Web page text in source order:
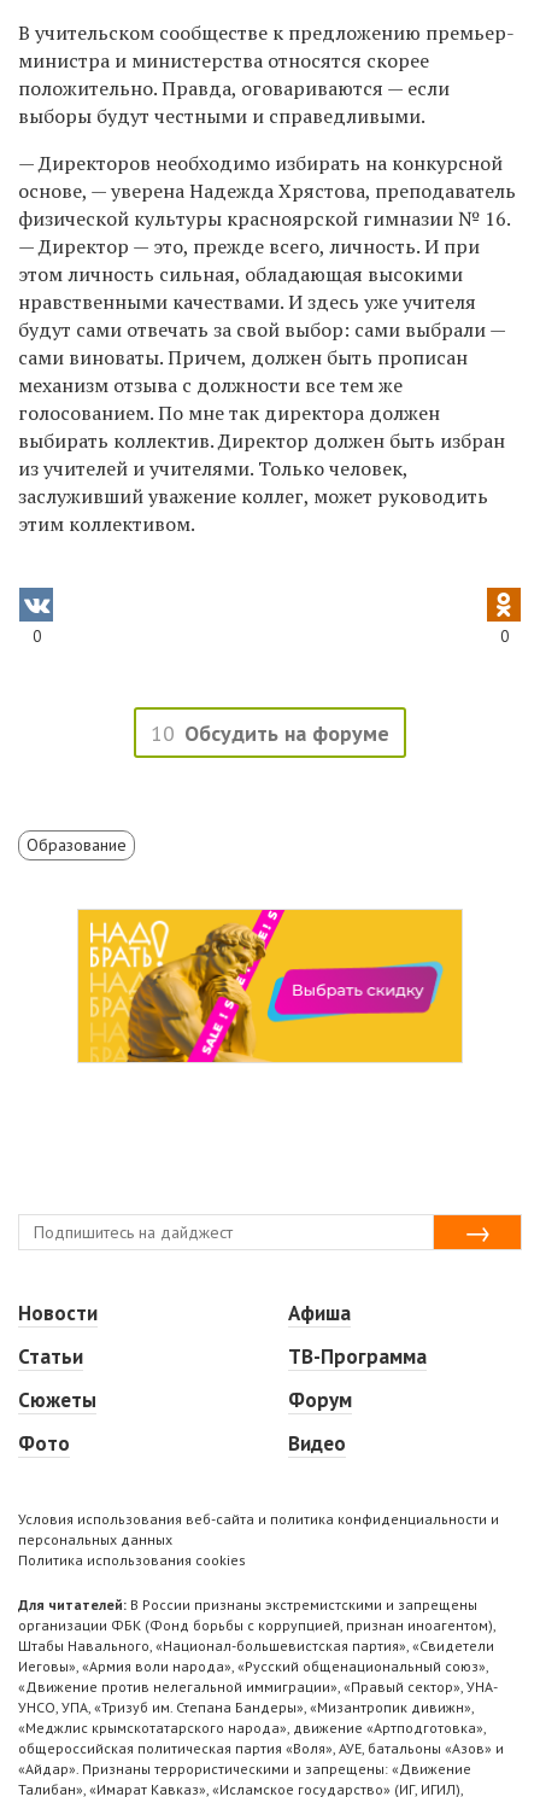
В учительском сообществе к предложению премьер-
министра и министерства относятся скорее
положительно. Правда, оговариваются — если
выборы будут честными и справедливыми.
— Директоров необходимо избирать на конкурсной
основе, — уверена Надежда Хрястова, преподаватель
физической культуры красноярской гимназии № 16.
— Директор — это, прежде всего, личность. И при
этом личность сильная, обладающая высокими
нравственными качествами. И здесь уже учителя
будут сами отвечать за свой выбор: сами выбрали —
сами виноваты. Причем, должен быть прописан
механизм отзыва с должности все тем же
голосованием. По мне так директора должен
выбирать коллектив. Директор должен быть избран
из учителей и учителями. Только человек,
заслуживший уважение коллег, может руководить
этим коллективом.
0 0
10 Обсудить на форуме
Образование
Новости
Статьи
Сюжеты
Фото
Афиша
ТВ-Программа
Форум
Видео
Условия использования веб-сайта и политика конфиденциальности и
персональных данных
Политика использования cookies
Для читателей: В России признаны экстремистскими и запрещены
организации ФБК (Фонд борьбы с коррупцией, признан иноагентом),
Штабы Навального, «Национал-большевистская партия», «Свидетели
Иеговы», «Армия воли народа», «Русский общенациональный союз»,
«Движение против нелегальной иммиграции», «Правый сектор», УНА-
УНСО, УПА, «Тризуб им. Степана Бандеры», «Мизантропик дивижн»,
«Меджлис крымскотатарского народа», движение «Артподготовка»,
общероссийская политическая партия «Воля», АУЕ, батальоны «Азов» и
«Айдар». Признаны террористическими и запрещены: «Движение
Талибан», «Имарат Кавказ», «Исламское государство» (ИГ, ИГИЛ),